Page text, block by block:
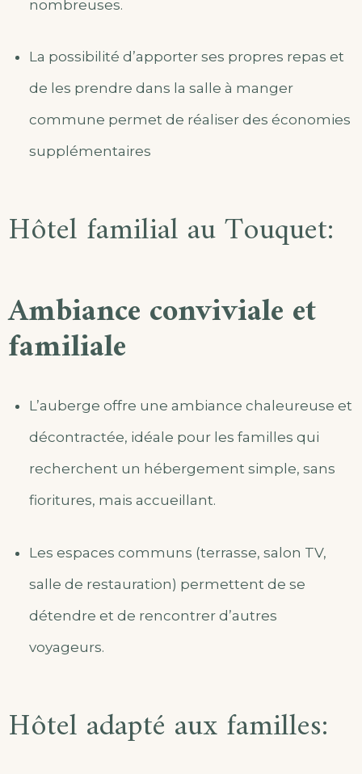
nombreuses.
La possibilité d’apporter ses propres repas et
de les prendre dans la salle à manger
commune permet de réaliser des économies
supplémentaires
Hôtel familial au Touquet:
Ambiance conviviale et
familiale
L’auberge offre une ambiance chaleureuse et
décontractée, idéale pour les familles qui
recherchent un hébergement simple, sans
fioritures, mais accueillant.
Les espaces communs (terrasse, salon TV,
salle de restauration) permettent de se
détendre et de rencontrer d’autres
voyageurs.
Hôtel adapté aux familles: